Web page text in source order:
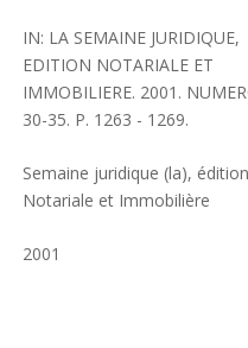
IN: LA SEMAINE JURIDIQUE,
EDITION NOTARIALE ET
IMMOBILIERE. 2001.
30-35. P. 1263 - 1269.
Semaine juridique (la), édition
Notariale et Immobilière
2001